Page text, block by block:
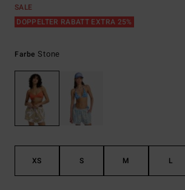
SALE
DOPPELTER RABATT EXTRA 25%
Farbe Stone
XS S M L